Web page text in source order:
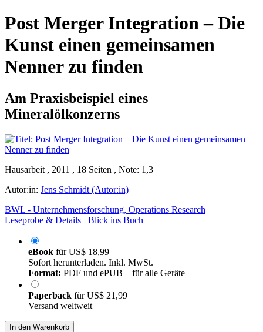
Post Merger Integration – Die
Kunst einen gemeinsamen
Nenner zu finden
Am Praxisbeispiel eines
Mineralölkonzerns
Hausarbeit , 2011 , 18 Seiten , Note: 1,3
Autor:in: Jens Schmidt (Autor:in)
BWL - Unternehmensforschung, Operations Research
Leseprobe & Details
Blick ins Buch
eBook fürUS$ 18,99
Sofort herunterladen. Inkl. MwSt.
Format: PDF und ePUB – für alle Geräte
Paperback fürUS$ 21,99
Versand weltweit
In den Warenkorb